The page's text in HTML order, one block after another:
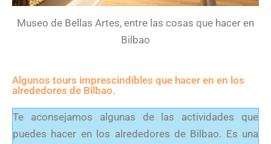
Museo de Bellas Artes, entre las cosas que hacer en
Bilbao
Algunos tours imprescindibles que hacer en en los
alrededores de Bilbao.
Te aconsejamos algunas de las actividades que
puedes hacer en los alrededores de Bilbao. Es una